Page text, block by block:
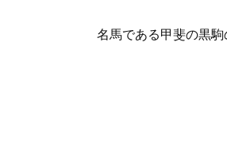
名馬である甲斐の黒